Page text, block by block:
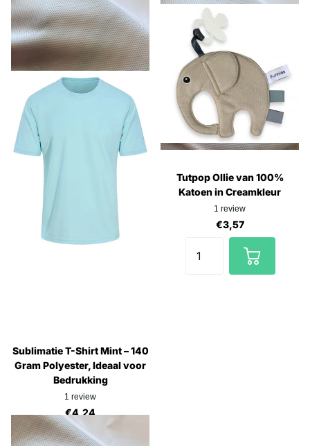
Sublimatie T-Shirt Mint – 140
Gram Polyester, Ideaal voor
Bedrukking
1 review
€4,24
Tutpop Ollie van 100%
Katoen in Creamkleur
1 review
€3,57